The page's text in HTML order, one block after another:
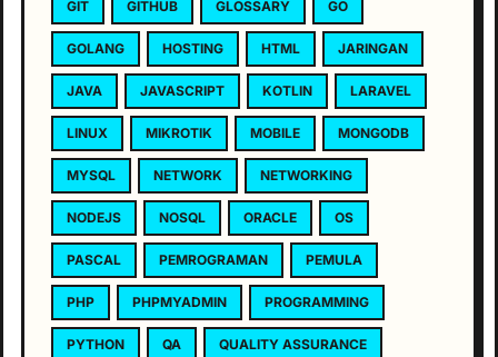
GIT GITHUB GLOSSARY GO
GOLANG HOSTING HTML JARINGAN
JAVA JAVASCRIPT KOTLIN LARAVEL
LINUX MIKROTIK MOBILE MONGODB
MYSQL NETWORK NETWORKING
NODEJS NOSQL ORACLE OS
PASCAL PEMROGRAMAN PEMULA
PHP PHPMYADMIN PROGRAMMING
PYTHON QA QUALITY ASSURANCE